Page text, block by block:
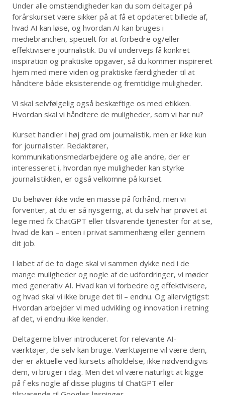
Under alle omstændigheder kan du som deltager på
forårskurset være sikker på at få et opdateret billede af,
hvad AI kan løse, og hvordan AI kan bruges i
mediebranchen, specielt for at forbedre og/eller
effektivisere journalistik. Du vil undervejs få konkret
inspiration og praktiske opgaver, så du kommer inspireret
hjem med mere viden og praktiske færdigheder til at
håndtere både eksisterende og fremtidige muligheder.
Vi skal selvfølgelig også beskæftige os med etikken.
Hvordan skal vi håndtere de muligheder, som vi har nu?
Kurset handler i høj grad om journalistik, men er ikke kun
for journalister. Redaktører,
kommunikationsmedarbejdere og alle andre, der er
interesseret i, hvordan nye muligheder kan styrke
journalistikken, er også velkomne på kurset.
Du behøver ikke vide en masse på forhånd, men vi
forventer, at du er så nysgerrig, at du selv har prøvet at
lege med fx ChatGPT eller tilsvarende tjenester for at se,
hvad de kan – enten i privat sammenhæng eller gennem
dit job.
I løbet af de to dage skal vi sammen dykke ned i de
mange muligheder og nogle af de udfordringer, vi møder
med generativ AI. Hvad kan vi forbedre og effektivisere,
og hvad skal vi ikke bruge det til – endnu. Og allervigtigst:
Hvordan arbejder vi med udvikling og innovation i retning
af det, vi endnu ikke kender.
Deltagerne bliver introduceret for relevante AI-
værktøjer, de selv kan bruge. Værktøjerne vil være dem,
der er aktuelle ved kursets afholdelse, ikke nødvendigvis
dem, vi bruger i dag. Men det vil være naturligt at kigge
på f eks nogle af disse plugins til ChatGPT eller